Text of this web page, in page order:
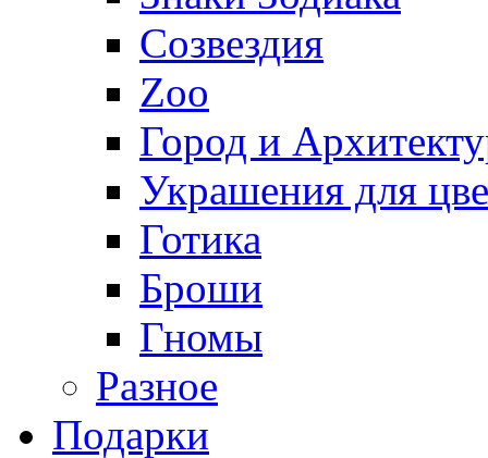
Созвездия
Zoo
Город и
Украшения для
Готика
Броши
Гномы
Разное
Подарки